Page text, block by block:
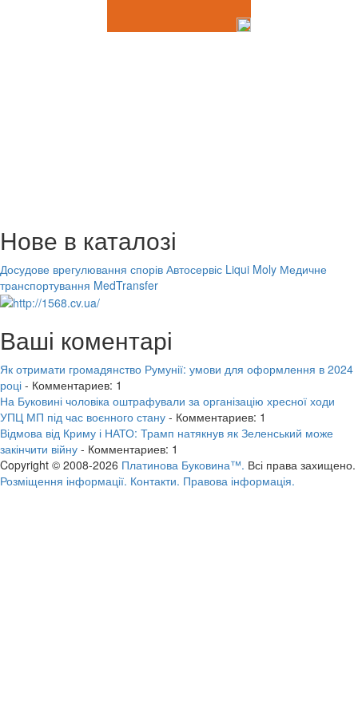
Нове в каталозі
Досудове врегулювання спорів Автосервіс Liqui Moly Медичне
транспортування MedTransfer
Ваші коментарі
Як отримати громадянство Румунії: умови для оформлення в 2024
році - Комментариев: 1
На Буковині чоловіка оштрафували за організацію хресної ходи
УПЦ МП під час воєнного стану - Комментариев: 1
Відмова від Криму і НАТО: Трамп натякнув як Зеленський може
закінчити війну - Комментариев: 1
Copyright © 2008-2026 Платинова Буковина™. Всі права захищено.
Розміщення інформації. Контакти. Правова інформація.